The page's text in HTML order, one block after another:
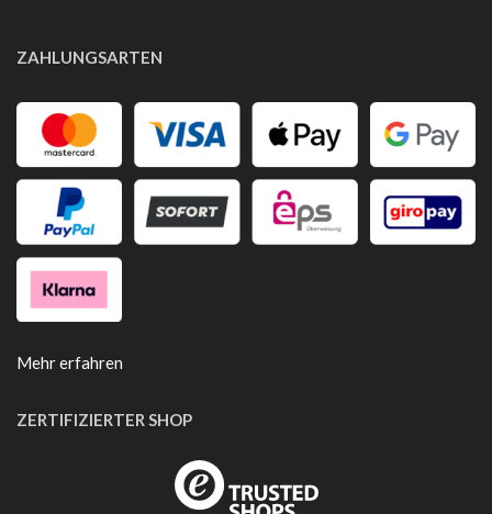
ZAHLUNGSARTEN
Mehr erfahren
ZERTIFIZIERTER SHOP